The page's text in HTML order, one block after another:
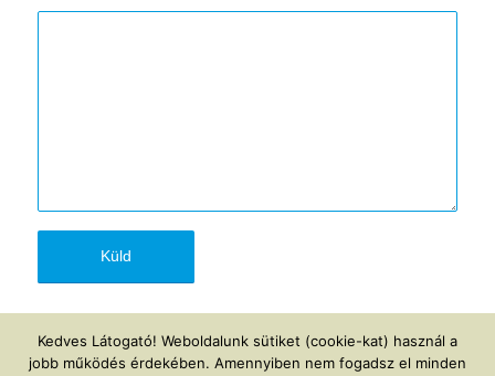
Kedves Látogató! Weboldalunk sütiket (cookie-kat) használ a
jobb működés érdekében. Amennyiben nem fogadsz el minden